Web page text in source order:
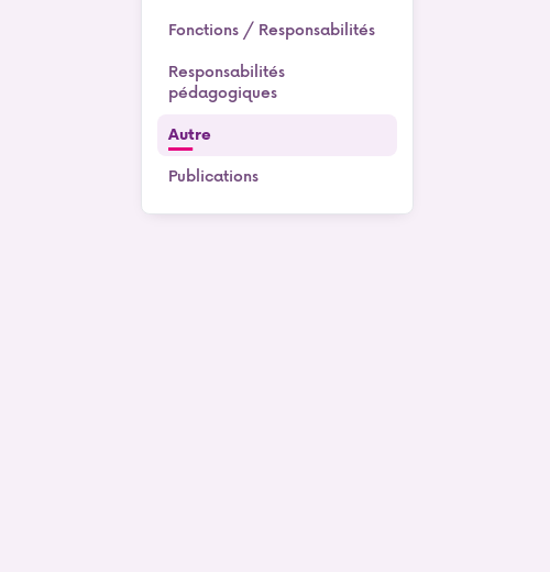
Fonctions / Responsabilités
Responsabilités
pédagogiques
Autre
Publications